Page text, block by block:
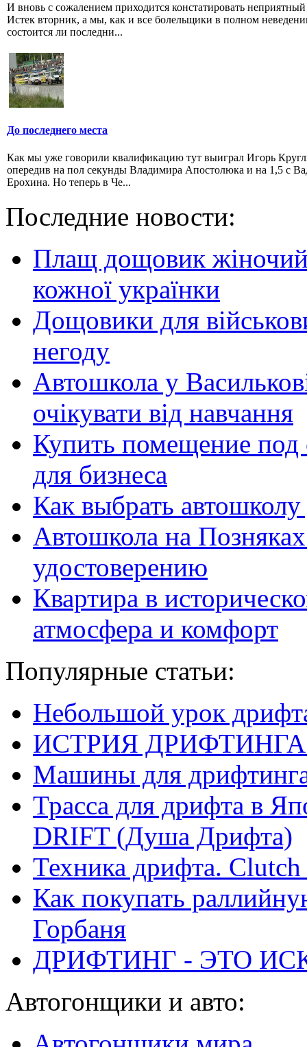
И вновь с сожалением приходится констатировать
Истек вторник, а мы, как и все болельщики в полном
состоится ли последни...
До последнего места
Как мы уже говорили квалификацию тут выиграл Игорь
опередив на пол секунды Владимира Апостолюка и на 1,5 с
Ерохина. Но теперь в Че...
Последние новости:
Плащ дощовик
кожної українки
Дощовики для
негоду
Автошкола у
очікувати від навчання
Купить помещение под
для бизнеса
Как выбрать
Автошкола на
удостоверению
Квартира в
атмосфера и комфорт
Популярные статьи:
Небольшой урок
ИСТРИЯ
Машины для
Трасса для дрифта в
DRIFT (Душа Дрифта)
Техника дрифта.
Как покупать
Горбаня
ДРИФТИНГ - ЭТО
Автогонщики и авто: